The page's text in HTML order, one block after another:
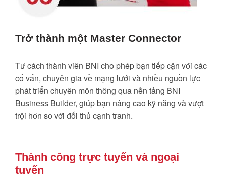
Trở thành một Master Connector
Tư cách thành viên BNI cho phép bạn tiếp cận với các
cố vấn, chuyên gia về mạng lưới và nhiều nguồn lực
phát triển chuyên môn thông qua nền tảng BNI
Business Builder, giúp bạn nâng cao kỹ năng và vượt
trội hơn so với đối thủ cạnh tranh.
Thành công trực tuyến và ngoại
tuyến